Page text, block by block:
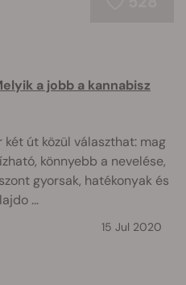
a jobb a kannabisz
út közül választhat: mag
könnyebb a nevelése,
gyorsak, hatékonyak és
...
15 Jul 2020